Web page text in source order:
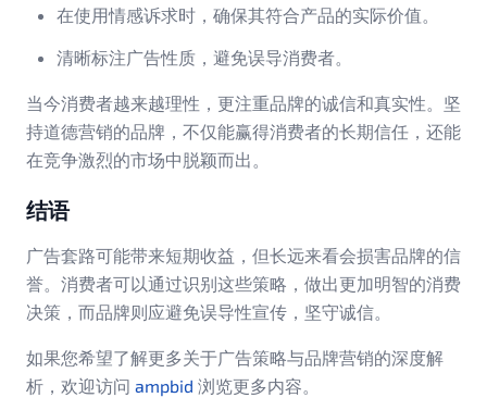
在使用情感诉求时，确保其符合产品的实际价值。
清晰标注广告性质，避免误导消费者。
当今消费者越来越理性，更注重品牌的诚信和真实性。坚
持道德营销的品牌，不仅能赢得消费者的长期信任，还能
在竞争激烈的市场中脱颖而出。
结语
广告套路可能带来短期收益，但长远来看会损害品牌的信
誉。消费者可以通过识别这些策略，做出更加明智的消费
决策，而品牌则应避免误导性宣传，坚守诚信。
如果您希望了解更多关于广告策略与品牌营销的深度解
析，欢迎访问 ampbid 浏览更多内容。